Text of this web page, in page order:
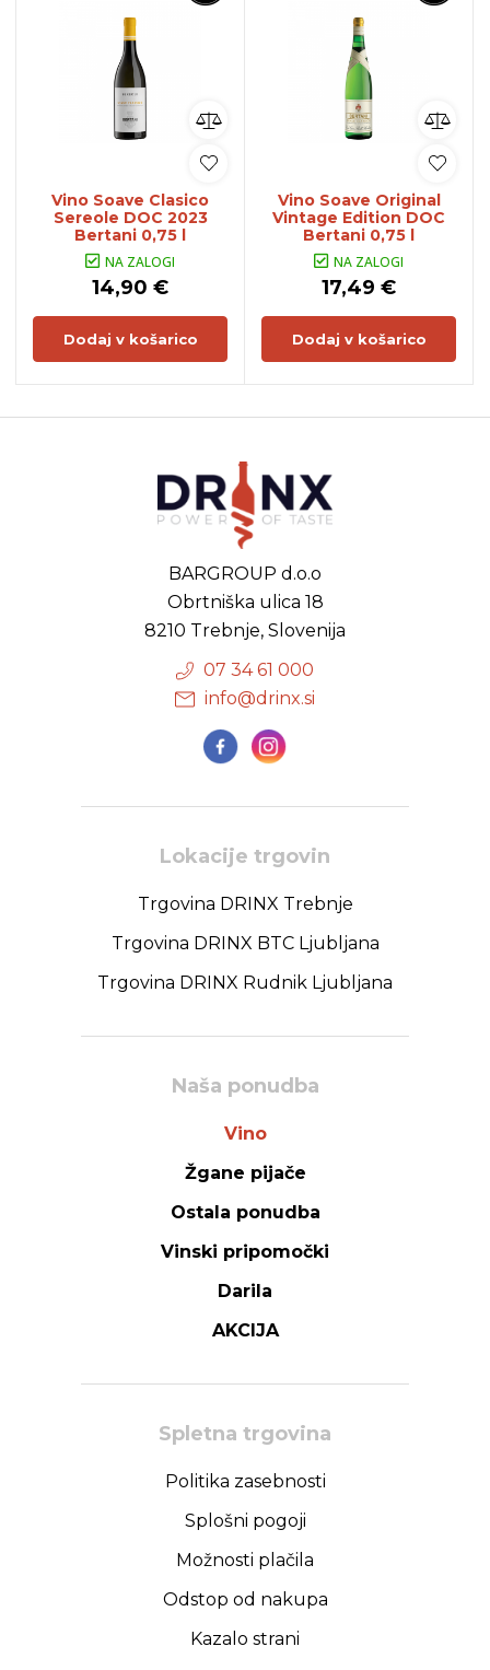
Vino Soave Clasico
Sereole DOC 2023
Bertani 0,75 l
NA ZALOGI
14,90 €
Dodaj v košarico
Vino Soave Original
Vintage Edition DOC
Bertani 0,75 l
NA ZALOGI
17,49 €
Dodaj v košarico
BARGROUP d.o.o
Obrtniška ulica 18
8210 Trebnje, Slovenija
07 34 61 000
info@drinx.si
Lokacije trgovin
Trgovina DRINX Trebnje
Trgovina DRINX BTC Ljubljana
Trgovina DRINX Rudnik Ljubljana
Naša ponudba
Vino
Žgane pijače
Ostala ponudba
Vinski pripomočki
Darila
AKCIJA
Spletna trgovina
Politika zasebnosti
Splošni pogoji
Možnosti plačila
Odstop od nakupa
Kazalo strani